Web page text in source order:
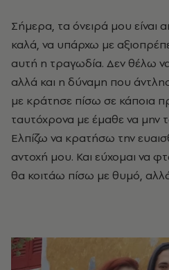
Σήμερα, τα όνειρά μου είναι
καλά, να υπάρχω με
αυτή η τραγωδία. Δεν θέλω
αλλά και η δύναμη που
με κράτησε πίσω σε κάποια
ταυτόχρονα με έμαθε να
Ελπίζω να κρατήσω την
αντοχή μου. Και εύχομαι να
θα κοιτάω πίσω με θυμό,